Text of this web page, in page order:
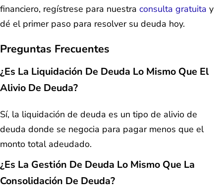
financiero, regístrese para nuestra consulta gratuita y
dé el primer paso para resolver su deuda hoy.
Preguntas Frecuentes
¿Es La Liquidación De Deuda Lo Mismo Que El
Alivio De Deuda?
Sí, la liquidación de deuda es un tipo de alivio de
deuda donde se negocia para pagar menos que el
monto total adeudado.
¿Es La Gestión De Deuda Lo Mismo Que La
Consolidación De Deuda?